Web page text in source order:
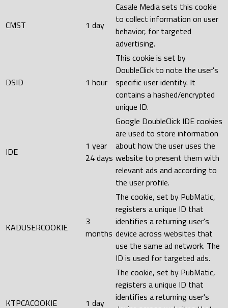
CMST 1 day
Casale Media sets this cookie
to collect information on user
behavior, for targeted
advertising.
DSID 1 hour
This cookie is set by
DoubleClick to note the user's
specific user identity. It
contains a hashed/encrypted
unique ID.
IDE
1 year
24 days
Google DoubleClick IDE cookies
are used to store information
about how the user uses the
website to present them with
relevant ads and according to
the user profile.
KADUSERCOOKIE
3
months
The cookie, set by PubMatic,
registers a unique ID that
identifies a returning user's
device across websites that
use the same ad network. The
ID is used for targeted ads.
KTPCACOOKIE 1 day
The cookie, set by PubMatic,
registers a unique ID that
identifies a returning user's